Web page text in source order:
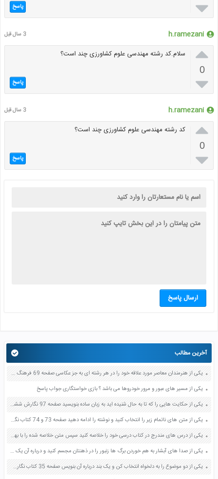
 پاسخ
h.ramezani 3 سال قبل

0

سلام.کد رشته مهندسی علوم کشاورزی چند است؟
پاسخ
h.ramezani 3 سال قبل

0

کد رشته مهندسی علوم کشاورزی چند است؟
پاسخ
ارسال پاسخ
آخرین مطالب
یکی از هنرمندان معاصر مورد علاقه خود را در هر رشته ای به جز عکاسی صفحه 69 فرهنگ و هنر نهم
یکی از مسیر های عبور و مرور خودروها می باشد ؟ بازی خواستگاری جواب پاسخ
یکی از حکایت هایی را که تا به حال شنیده اید به زبان ساده بنویسید صفحه 97 نگارش ششم دبستان
یکی از متن های ناتمام زیر را انتخاب کنید و نوشته را ادامه دهید صفحه 73 و 74 کتاب نگارش فارسی پنجم دبستان
یکی از درس های مندرج در کتاب درسی خود را خلاصه کنید سپس متن خلاصه شده را با بهره گیری از روش های دسته بندی نمودار جدول نقشه مفهومی نشان دهید صفحه 118 نگارش یازدهم
یکی از صدا های آبشار به هم خوردن برگ ها زنبور را در ذهنتان مجسم کنید و درباره آن یک بند بنویسید صفحه 11 نگارش پنجم
یکی از دو موضوع را به دلخواه انتخاب کن و یک بند درباره آن بنویس صفحه 35 کتاب نگارش فارسی سوم